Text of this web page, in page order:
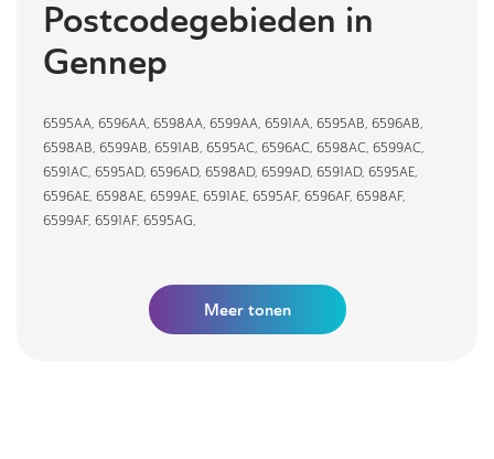
Postcodegebieden in
Gennep
6595AA, 6596AA, 6598AA, 6599AA, 6591AA, 6595AB, 6596AB,
6598AB, 6599AB, 6591AB, 6595AC, 6596AC, 6598AC, 6599AC,
6591AC, 6595AD, 6596AD, 6598AD, 6599AD, 6591AD, 6595AE,
6596AE, 6598AE, 6599AE, 6591AE, 6595AF, 6596AF, 6598AF,
6599AF, 6591AF, 6595AG,
Meer tonen